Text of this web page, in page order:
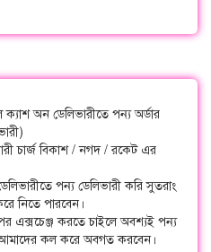
ক্যাশ অন ডেলিভারীতে পন্য অর্ডার
চার্জ বিকাশ / নগদ / রকেট এর
পন্য ডেলিভারী করি সুতরাং
নিতে পারবেন।
এক্সচেঞ্জ করতে চাইলে অবশ্যই পন্য
আমাদের কল করে অবগত করবেন।